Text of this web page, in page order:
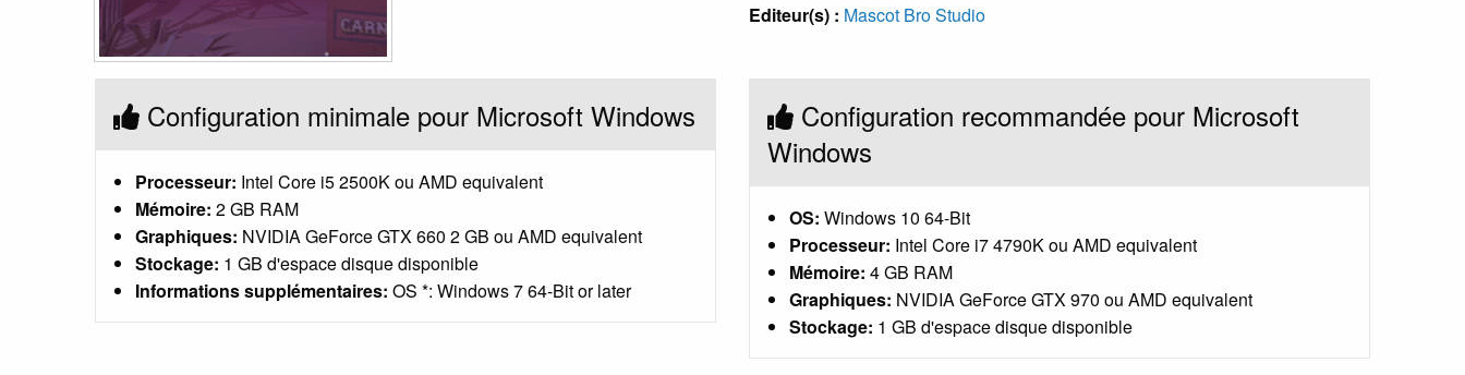
Editeur(s) : Mascot Bro Studio
Configuration minimale pour Microsoft Windows
Processeur: Intel Core i5 2500K ou AMD equivalent
Mémoire: 2 GB RAM
Graphiques: NVIDIA GeForce GTX 660 2 GB ou AMD equivalent
Stockage: 1 GB d'espace disque disponible
Informations supplémentaires: OS *: Windows 7 64-Bit or later
Configuration recommandée pour Microsoft
Windows
OS: Windows 10 64-Bit
Processeur: Intel Core i7 4790K ou AMD equivalent
Mémoire: 4 GB RAM
Graphiques: NVIDIA GeForce GTX 970 ou AMD equivalent
Stockage: 1 GB d'espace disque disponible